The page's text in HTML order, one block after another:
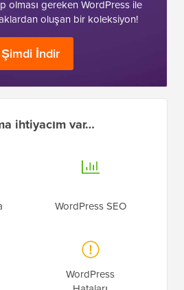
olması gereken WordPress ile
oluşan bir koleksiyon!
Şimdi İndir
ihtiyacım var…
WordPress SEO
WordPress